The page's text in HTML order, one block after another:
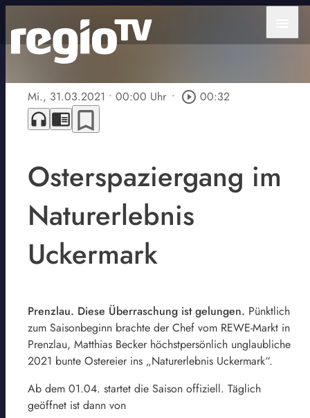
Mi., 31.03.2021 • 00:00 Uhr • play_circle_outline 00:32
headphones chrome_reader_mode bookmark_border
Osterspaziergang im
Naturerlebnis
Uckermark
Prenzlau. Diese Überraschung ist gelungen. Pünktlich
zum Saisonbeginn brachte der Chef vom REWE-Markt in
Prenzlau, Matthias Becker höchstpersönlich unglaubliche
2021 bunte Ostereier ins „Naturerlebnis Uckermark“.
Ab dem 01.04. startet die Saison offiziell. Täglich
geöffnet ist dann von